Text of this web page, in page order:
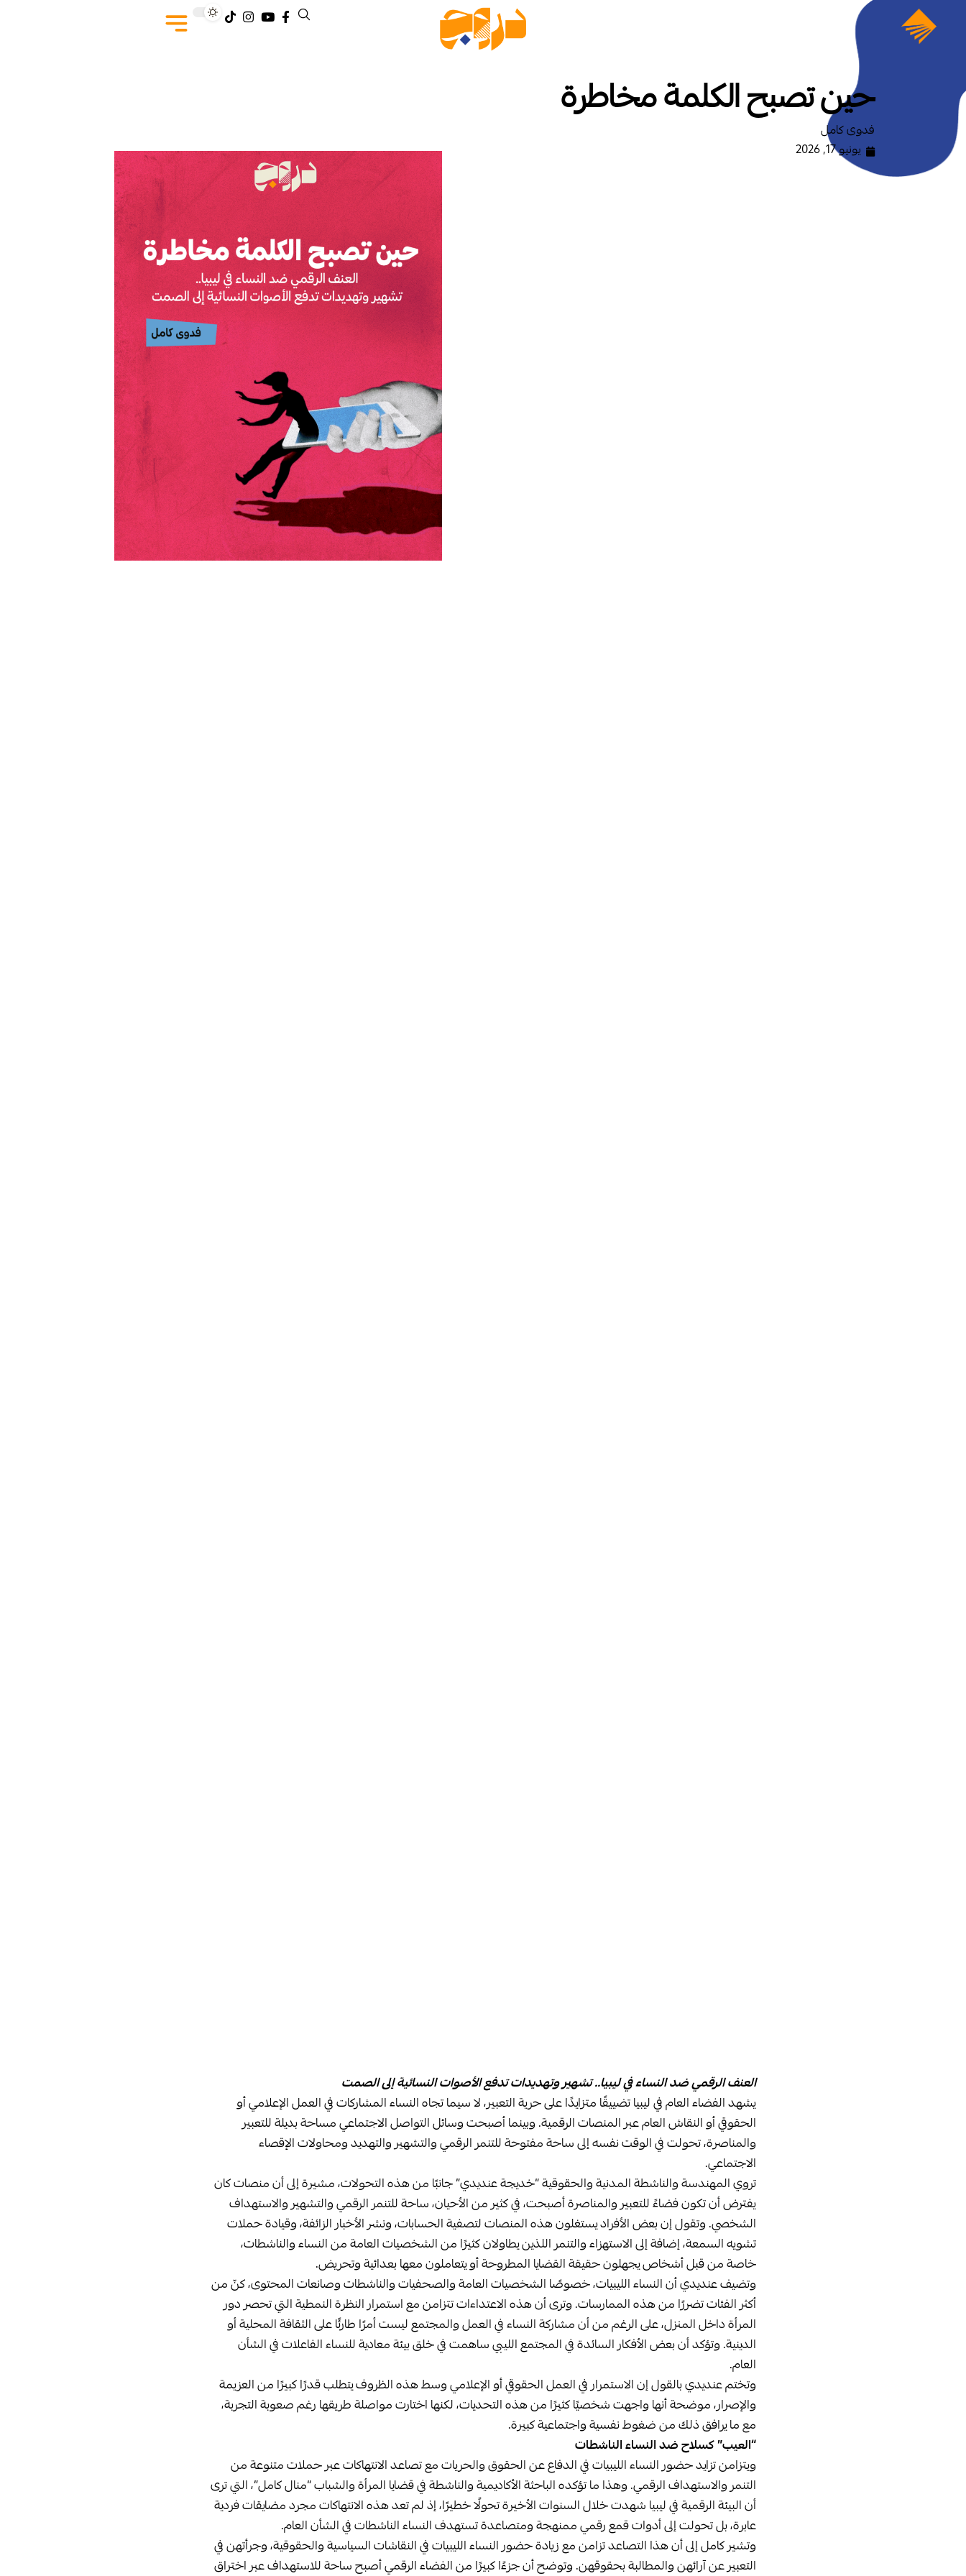
حين تصبح الكلمة مخاطرة
فدوى كامل
يونيو 17, 2026
العنف الرقمي ضد النساء في ليبيا.. تشهير وتهديدات تدفع الأصوات النسائية إلى الصمت
يشهد الفضاء العام في ليبيا تضييقًا متزايدًا على حرية التعبير، لا سيما تجاه النساء المشاركات في العمل الإعلامي أو
الحقوقي أو النقاش العام عبر المنصات الرقمية. وبينما أصبحت وسائل التواصل الاجتماعي مساحة بديلة للتعبير
والمناصرة، تحولت في الوقت نفسه إلى ساحة مفتوحة للتنمر الرقمي والتشهير والتهديد ومحاولات الإقصاء
الاجتماعي.
تروي المهندسة والناشطة المدنية والحقوقية “خديجة عنديدي” جانبًا من هذه التحولات، مشيرة إلى أن منصات كان
يفترض أن تكون فضاءً للتعبير والمناصرة أصبحت، في كثير من الأحيان، ساحة للتنمر الرقمي والتشهير والاستهداف
الشخصي. وتقول إن بعض الأفراد يستغلون هذه المنصات لتصفية الحسابات، ونشر الأخبار الزائفة، وقيادة حملات
تشويه السمعة، إضافة إلى الاستهزاء والتنمر اللذين يطاولان كثيرًا من الشخصيات العامة من النساء والناشطات،
خاصة من قبل أشخاص يجهلون حقيقة القضايا المطروحة أو يتعاملون معها بعدائية وتحريض.
وتضيف عنديدي أن النساء الليبيات، خصوصًا الشخصيات العامة والصحفيات والناشطات وصانعات المحتوى، كنّ من
أكثر الفئات تضررًا من هذه الممارسات. وترى أن هذه الاعتداءات تتزامن مع استمرار النظرة النمطية التي تحصر دور
المرأة داخل المنزل، على الرغم من أن مشاركة النساء في العمل والمجتمع ليست أمرًا طارئًا على الثقافة المحلية أو
الدينية. وتؤكد أن بعض الأفكار السائدة في المجتمع الليبي ساهمت في خلق بيئة معادية للنساء الفاعلات في الشأن
العام.
وتختم عنديدي بالقول إن الاستمرار في العمل الحقوقي أو الإعلامي وسط هذه الظروف يتطلب قدرًا كبيرًا من العزيمة
والإصرار، موضحة أنها واجهت شخصيًا كثيرًا من هذه التحديات، لكنها اختارت مواصلة طريقها رغم صعوبة التجربة،
مع ما يرافق ذلك من ضغوط نفسية واجتماعية كبيرة.
“العيب” كسلاح ضد النساء الناشطات
ويتزامن تزايد حضور النساء الليبيات في الدفاع عن الحقوق والحريات مع تصاعد الانتهاكات عبر حملات متنوعة من
التنمر والاستهداف الرقمي. وهذا ما تؤكده الباحثة الأكاديمية والناشطة في قضايا المرأة والشباب “منال كامل”، التي ترى
أن البيئة الرقمية في ليبيا شهدت خلال السنوات الأخيرة تحولًا خطيرًا، إذ لم تعد هذه الانتهاكات مجرد مضايقات فردية
عابرة، بل تحولت إلى أدوات قمع رقمي ممنهجة ومتصاعدة تستهدف النساء الناشطات في الشأن العام.
وتشير كامل إلى أن هذا التصاعد تزامن مع زيادة حضور النساء الليبيات في النقاشات السياسية والحقوقية، وجرأتهن في
التعبير عن آرائهن والمطالبة بحقوقهن. وتوضح أن جزءًا كبيرًا من الفضاء الرقمي أصبح ساحة للاستهداف عبر اختراق